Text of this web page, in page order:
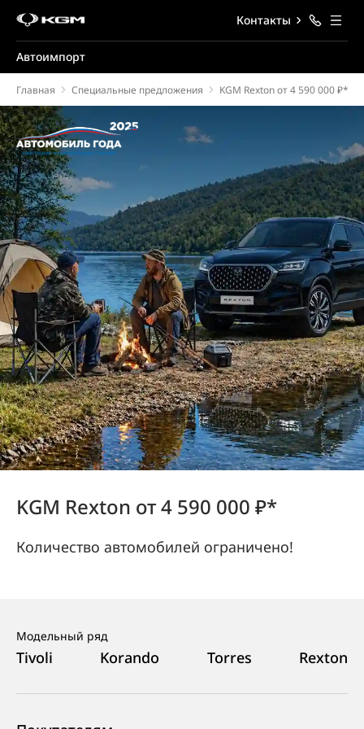
Автоимпорт
Контакты
Главная Специальные предложения KGM Rexton от 4 590 000 ₽*
KGM Rexton от 4 590 000 ₽*
Количество автомобилей ограничено!
Модельный ряд
Tivoli Korando Torres Rexton